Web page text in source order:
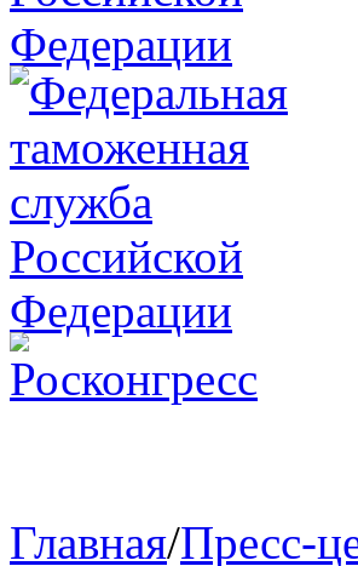
Главная/Пресс-